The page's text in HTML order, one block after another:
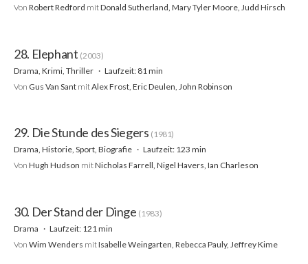
Von Robert Redford mitDonald Sutherland, Mary Tyler Moore, Judd Hirsch
28. Elephant (2003)
Drama, Krimi, Thriller
Laufzeit: 81 min
Von Gus Van Sant mitAlex Frost, Eric Deulen, John Robinson
29. Die Stunde des Siegers (1981)
Drama, Historie, Sport, Biografie
Laufzeit: 123 min
Von Hugh Hudson mitNicholas Farrell, Nigel Havers, Ian Charleson
30. Der Stand der Dinge (1983)
Drama
Laufzeit: 121 min
Von Wim Wenders mitIsabelle Weingarten, Rebecca Pauly, Jeffrey Kime